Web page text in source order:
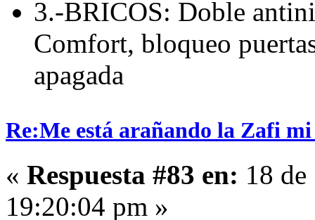
3.-BRICOS: Doble
Comfort, bloqueo
apagada
Re:Me está arañando la Zafi
« Respuesta #83 en: 18
19:20:04 pm »